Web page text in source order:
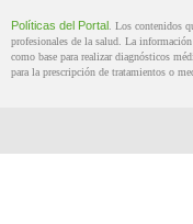
Políticas del Portal . Los contenidos
profesionales de la salud. La
como base para realizar diagnósticos
para la prescripción de tratamientos o